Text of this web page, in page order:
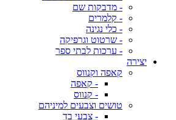
- מדבקות שם
- קלמרים
- כלי נגינה
- שרטוט וגרפיקה
- ערכות לבתי ספר
יצירה
קאפה וקנווס
- קאפה
- קנווס
טושים וצבעים למיניהם
- צבעי בד